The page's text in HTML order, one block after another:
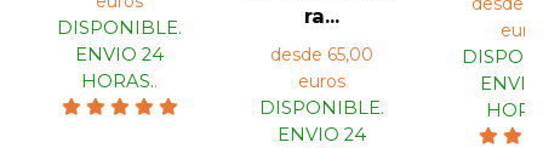
DISPONIBLE.
ENVIO 24
HORAS..
ra...
desde 65,00
euros
DISPONIBLE.
ENVIO 24